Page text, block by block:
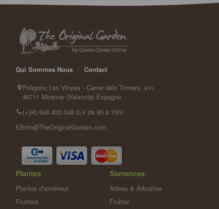
Qui Sommes Nous
Contact
Poligono Les Vinyes - Carrer dels Torners, s/n
46711 Miramar (Valencia) Espagne
(+34) 646 433 048 (L-V de 8h à 15h)
info@TheOriginalGarden.com
Plantes
Plantes d’extérieur
Fruitiers
Semences
Arbres & Arbustes
Fruitier